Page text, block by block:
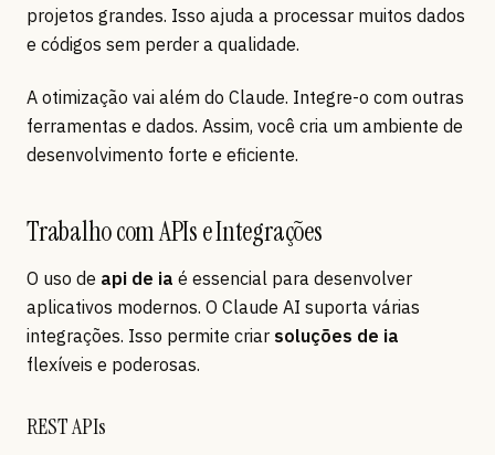
projetos grandes. Isso ajuda a processar muitos dados
e códigos sem perder a qualidade.
A otimização vai além do Claude. Integre-o com outras
ferramentas e dados. Assim, você cria um ambiente de
desenvolvimento forte e eficiente.
Trabalho com APIs e Integrações
O uso de api de ia é essencial para desenvolver
aplicativos modernos. O Claude AI suporta várias
integrações. Isso permite criar soluções de ia
flexíveis e poderosas.
REST APIs